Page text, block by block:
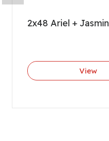
2x48 Ariel + Jasmin
View